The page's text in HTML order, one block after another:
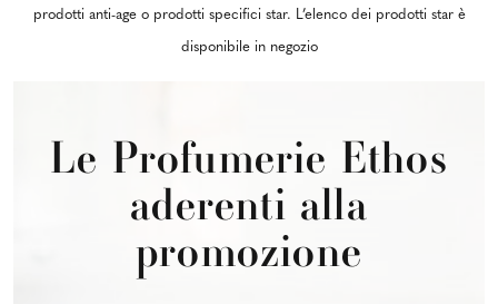
prodotti anti-age o prodotti specifici star. L’elenco dei prodotti star è
disponibile in negozio
Le Profumerie Ethos
aderenti alla
promozione